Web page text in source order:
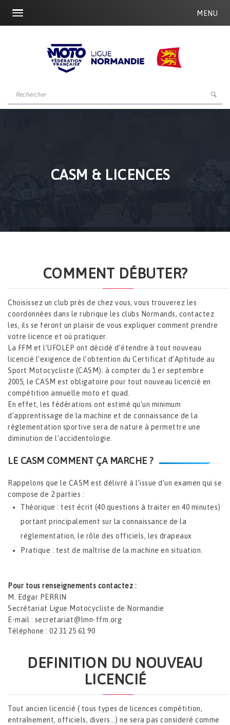
MENU
CASM & LICENCES
COMMENT DÉBUTER?
Choisissez un club près de chez vous, vous trouverez les
coordonnées dans le rubrique les clubs Normands, contactez
les, ils se feront un plaisir de vous expliquer comment prendre
votre licence et où pratiquer.
La FFM et l’UFOLEP ont décidé d’étendre à tout nouveau
licencié l’exigence de l’obtention du Certificat d’Aptitude au
Sport Motocycliste (CASM): à compter du 1 er septembre
2005, le CASM est obligatoire pour tout nouveau licencié en
compétition annuelle moto et quad.
En effet, les fédérations ont estimé qu’un minimum
d’apprentissage de la machine et de connaissance de la
réglementation sportive sera de nature à permettre une
diminution de l’accidentologie.
LE CASM COMMENT ÇA MARCHE ?
Rappelons que le CASM est délivré à l’issue d’un examen qui se
compose de 2 parties :
Théorique : test écrit (40 questions à traiter en 40 minutes)
portant principalement sur la connaissance de la
réglementation, le rôle des officiels, les drapeaux
Pratique : test de maîtrise de la machine en situation.
Pour tous renseignements contactez :
M. Edgar PERRIN
Secrétariat Ligue Motocycliste de Normandie
E-mail : secretariat@lmn-ffm.org
Téléphone : 02 31 25 61 90
DEFINITION DU NOUVEAU
LICENCIÉ
Tout ancien licencié ( tous types de licences compétition,
entraînement, officiels, divers…) ne sera pas consideré comme